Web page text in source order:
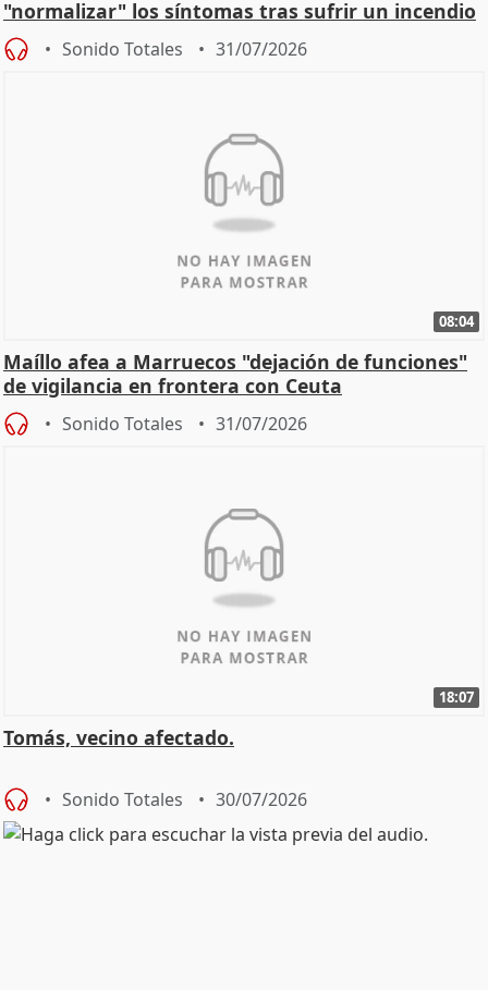
"normalizar" los síntomas tras sufrir un incendio
Sonido Totales 31/07/2026
08:04
Maíllo afea a Marruecos "dejación de funciones"
de vigilancia en frontera con Ceuta
Sonido Totales 31/07/2026
18:07
Tomás, vecino afectado.
Sonido Totales 30/07/2026